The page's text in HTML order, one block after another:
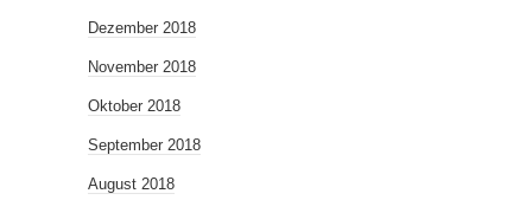
Dezember 2018
November 2018
Oktober 2018
September 2018
August 2018